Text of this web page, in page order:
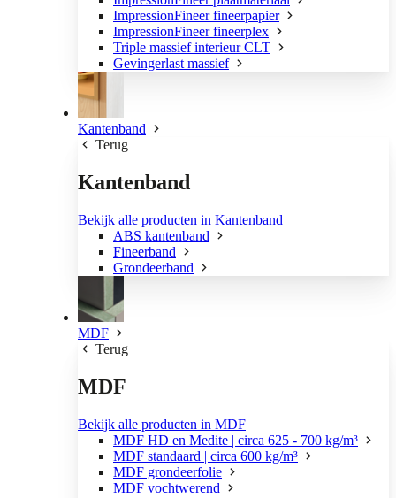
ImpressionFineer fineerpapier
ImpressionFineer fineerplex
Triple massief interieur CLT
Gevingerlast massief
Kantenband
Terug
Kantenband
Bekijk alle producten in Kantenband
ABS kantenband
Fineerband
Grondeerband
MDF
Terug
MDF
Bekijk alle producten in MDF
MDF HD en Medite | circa 625 - 700 kg/m³
MDF standaard | circa 600 kg/m³
MDF grondeerfolie
MDF vochtwerend